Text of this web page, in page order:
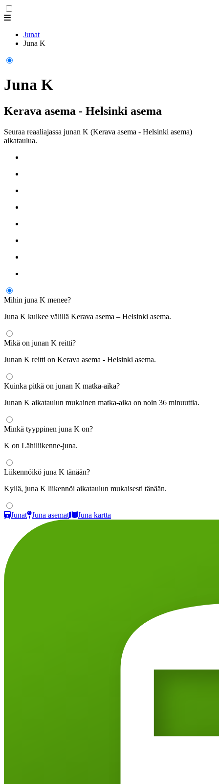
Junat
Juna K
Juna K
Kerava asema - Helsinki asema
Seuraa reaaliajassa junan K (Kerava asema - Helsinki asema)
aikataulua.
Mihin juna K menee?
Juna K kulkee välillä Kerava asema – Helsinki asema.
Mikä on junan K reitti?
Junan K reitti on Kerava asema - Helsinki asema.
Kuinka pitkä on junan K matka-aika?
Junan K aikataulun mukainen matka-aika on noin 36 minuuttia.
Minkä tyyppinen juna K on?
K on Lähiliikenne-juna.
Liikennöikö juna K tänään?
Kyllä, juna K liikennöi aikataulun mukaisesti tänään.
Junat Juna asemat Juna kartta